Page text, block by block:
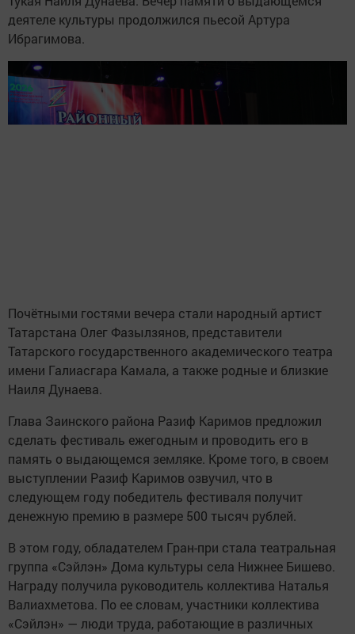
деятеле культуры продолжился пьесой Артура
Ибрагимова.
Почётными гостями вечера стали народный артист
Татарстана Олег Фазылзянов, представители
Татарского государственного академического театра
имени Галиасгара Камала, а также родные и близкие
Наиля Дунаева.
Глава Заинского района Разиф Каримов предложил
сделать фестиваль ежегодным и проводить его в
память о выдающемся земляке. Кроме того, в своем
выступлении Разиф Каримов озвучил, что в
следующем году победитель фестиваля получит
денежную премию в размере 500 тысяч рублей.
В этом году, обладателем Гран-при стала театральная
группа «Сэйлэн» Дома культуры села Нижнее Бишево.
Награду получила руководитель коллектива Наталья
Валиахметова. По ее словам, участники коллектива
«Сэйлэн» — люди труда, работающие в различных